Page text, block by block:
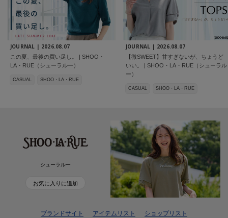
JOURNAL | 2026.08.07
この夏、最後の買い足し。 | SHOO・
LA・RUE（シューラルー）
CASUAL SHOO・LA・RUE
JOURNAL | 2026.08.07
【微SWEET】甘すぎないが、ちょうど
いい。 | SHOO・LA・RUE（シューラル
ー）
CASUAL SHOO・LA・RUE
シューラルー
お気に入りに追加
ブランドサイト アイテムリスト ショップリスト